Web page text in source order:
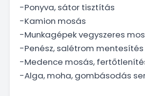
-Ponyva, sátor tisztítás
-Kamion mosás
-Munkagépek vegyszeres
-Penész, salétrom mentesítés
-Medence mosás,
-Alga, moha, gombásodás